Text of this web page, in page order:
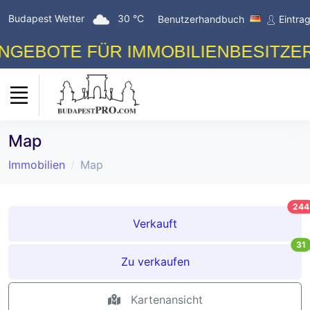
Budapest Wetter 30 °C Benutzerhandbuch
FÜR
Map
Immobilien Map
Verkauft
244
Zu verkaufen
31
Kartenansicht